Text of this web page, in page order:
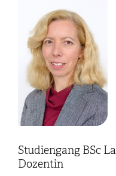
Studiengang BSc
Dozentin